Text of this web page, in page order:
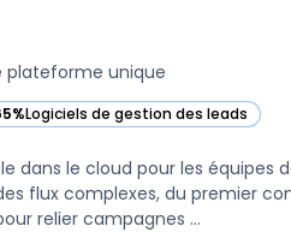
plateforme unique
Logiciels de gestion des leads
voir Oracle Sales Cloud dans cette
dans le cloud pour les équipes
flux complexes, du premier
relier campagnes ...